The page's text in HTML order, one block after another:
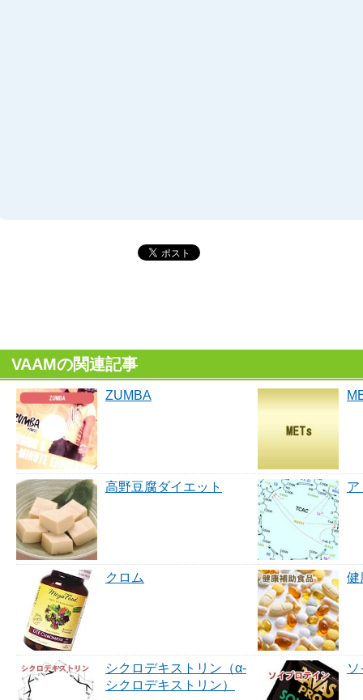
VAAMの関連記事
ZUMBA
高野豆腐ダイエット ア
クロム 健
シクロデキストリン（α‐
シクロデキストリン）